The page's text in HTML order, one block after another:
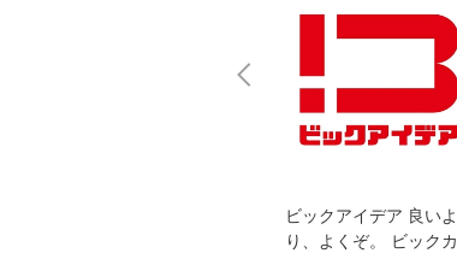
ビックアイデア 良いよ
り、よくぞ。 ビックカ